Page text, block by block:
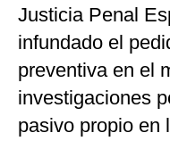
Justicia Penal
infundado el
preventiva en el
investigaciones
pasivo propio en